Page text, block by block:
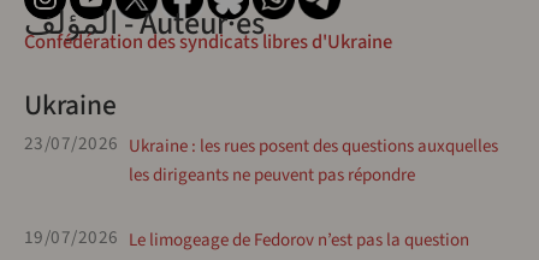
المؤلف - Auteur·es
Confédération des syndicats libres d'Ukraine
Ukraine
23/07/2026 Ukraine : les rues posent des questions auxquelles
les dirigeants ne peuvent pas répondre
19/07/2026 Le limogeage de Fedorov n’est pas la question